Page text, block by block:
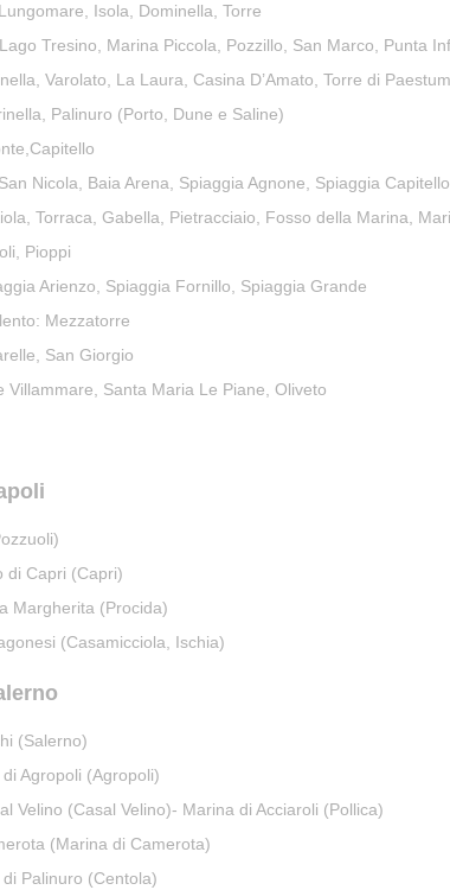
Isola, Dominella, Torre
Tresino, Marina Piccola, Pozzillo, San Marco, Punta
Varolato, La Laura, Casina D’Amato, Torre di
Palinuro (Porto, Dune e Saline)
Nicola, Baia Arena, Spiaggia Agnone, Spiaggia Capitello
Torraca, Gabella, Pietracciaio, Fosso della Marina,
Pioppi
Arienzo, Spiaggia Fornillo, Spiaggia Grande
Mezzatorre
San Giorgio
Villammare, Santa Maria Le Piane, Oliveto
di Capri (Capri)
Margherita (Procida)
(Casamicciola, Ischia)
(Salerno)
Agropoli (Agropoli)
Velino (Casal Velino)- Marina di Acciaroli (Pollica)
(Marina di Camerota)
Palinuro (Centola)